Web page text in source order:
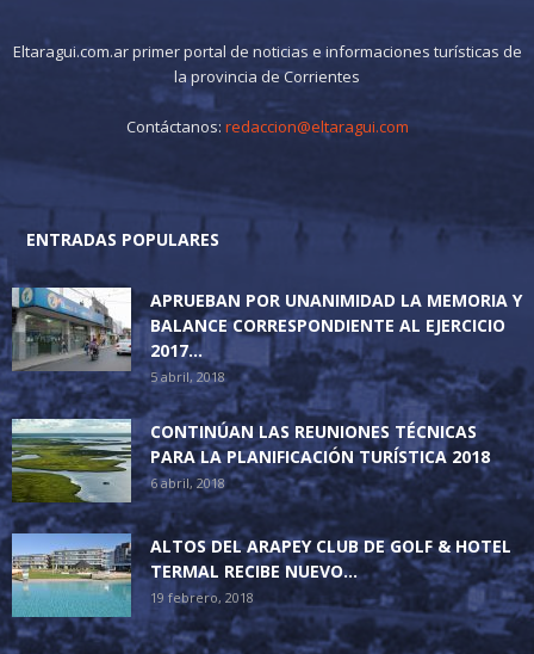
Eltaragui.com.ar primer portal de noticias e informaciones turísticas de
la provincia de Corrientes
Contáctanos: redaccion@eltaragui.com
ENTRADAS POPULARES
APRUEBAN POR UNANIMIDAD LA MEMORIA Y
BALANCE CORRESPONDIENTE AL EJERCICIO
2017...
5 abril, 2018
CONTINÚAN LAS REUNIONES TÉCNICAS
PARA LA PLANIFICACIÓN TURÍSTICA 2018
6 abril, 2018
ALTOS DEL ARAPEY CLUB DE GOLF & HOTEL
TERMAL RECIBE NUEVO...
19 febrero, 2018